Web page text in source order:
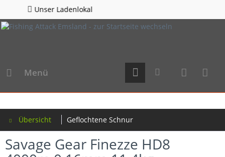
Menü
Übersicht Geflochtene Schnur
Savage Gear Finezze HD8